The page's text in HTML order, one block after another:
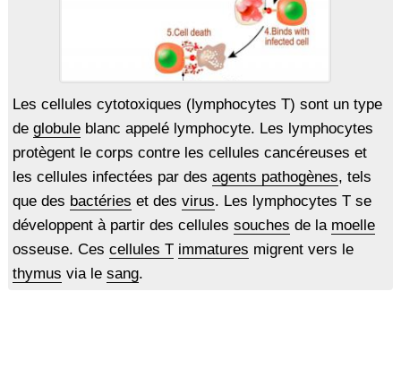
Les cellules cytotoxiques (lymphocytes T) sont un type
de globuleblanc appelé lymphocyte. Les lymphocytes
protègent le corps contre les cellules cancéreuses et
les cellules infectées par des agents pathogènes, tels
que des bactéries et des virus. Les lymphocytes T se
développent à partir des cellules souches de la moelle
osseuse. Ces cellules T immatures migrent vers le
thymus via le sang.